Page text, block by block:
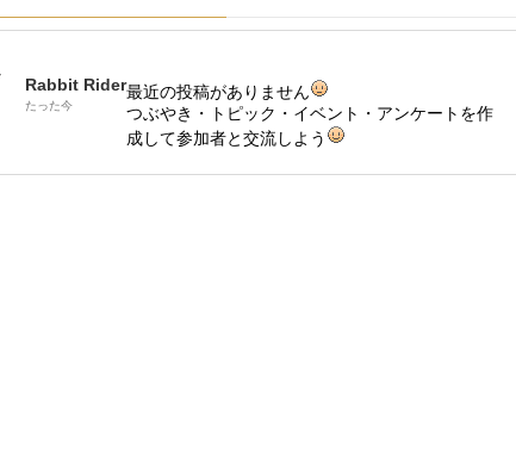
Rabbit Rider
たった今
最近の投稿がありません
つぶやき・トピック・イベント・アンケートを作
成して参加者と交流しよう